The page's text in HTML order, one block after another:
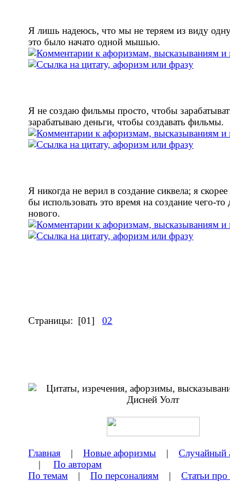
Я лишь надеюсь, что мы не теряем из виду
это было начато одной мышью.
Я не создаю фильмы просто, чтобы
зарабатываю деньги, чтобы создавать фильмы.
Я никогда не верил в создание сиквела; я
бы использовать это время на создание чего-то
нового.
Страницы: [01] 02
Главная | Новые афоризмы | Случайный
| По авторам
По темам | По персоналиям | Статьи